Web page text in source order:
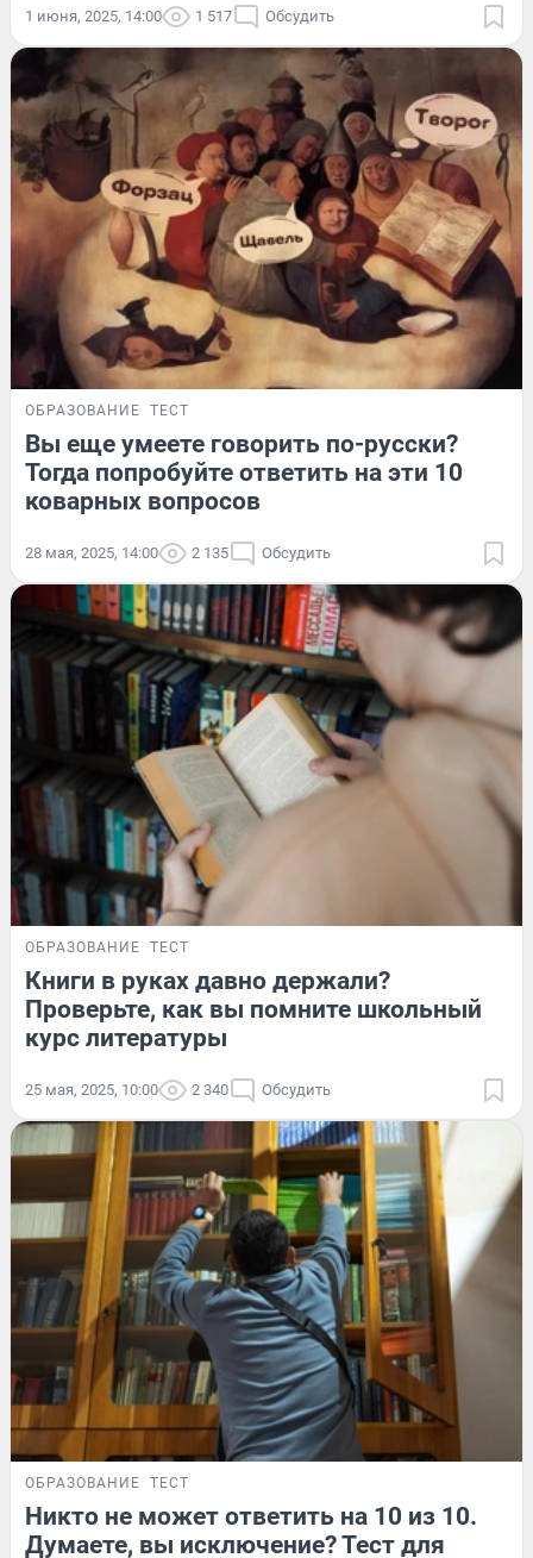
1 июня, 2025, 14:00 1 517 Обсудить
ОБРАЗОВАНИЕ ТЕСТ
Вы еще умеете говорить по-русски?
Тогда попробуйте ответить на эти 10
коварных вопросов
28 мая, 2025, 14:00 2 135 Обсудить
ОБРАЗОВАНИЕ ТЕСТ
Книги в руках давно держали?
Проверьте, как вы помните школьный
курс литературы
25 мая, 2025, 10:00 2 340 Обсудить
ОБРАЗОВАНИЕ ТЕСТ
Никто не может ответить на 10 из 10.
Думаете, вы исключение? Тест для